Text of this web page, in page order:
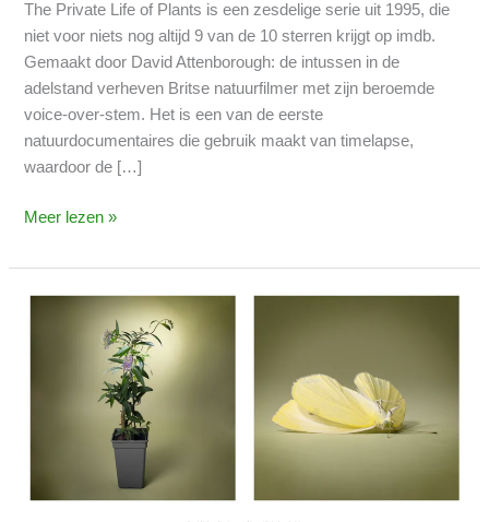
The Private Life of Plants is een zesdelige serie uit 1995, die
niet voor niets nog altijd 9 van de 10 sterren krijgt op imdb.
Gemaakt door David Attenborough: de intussen in de
adelstand verheven Britse natuurfilmer met zijn beroemde
voice-over-stem. Het is een van de eerste
natuurdocumentaires die gebruik maakt van timelapse,
waardoor de […]
Meer lezen »
Tuincentraplanten